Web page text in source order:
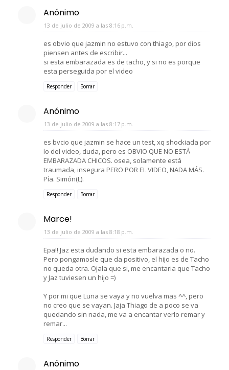
Anónimo
13 de julio de 2009 a las 8:16 p.m.
es obvio que jazmin no estuvo con thiago, por dios
piensen antes de escribir...
si esta embarazada es de tacho, y si no es porque
esta perseguida por el video
Responder Borrar
Anónimo
13 de julio de 2009 a las 8:17 p.m.
es bvcio que jazmin se hace un test, xq shockiada por
lo del video, duda, pero es OBVIO QUE NO ESTÁ
EMBARAZADA CHICOS. osea, solamente está
traumada, insegura PERO POR EL VIDEO, NADA MÁS.
Pía. Simón(L).
Responder Borrar
Marce!
13 de julio de 2009 a las 8:18 p.m.
Epa!! Jaz esta dudando si esta embarazada o no.
Pero pongamosle que da positivo, el hijo es de Tacho
no queda otra. Ojala que si, me encantaria que Tacho
y Jaz tuviesen un hijo =)
Y por mi que Luna se vaya y no vuelva mas ^^, pero
no creo que se vayan. Jaja Thiago de a poco se va
quedando sin nada, me va a encantar verlo remar y
remar...
Responder Borrar
Anónimo